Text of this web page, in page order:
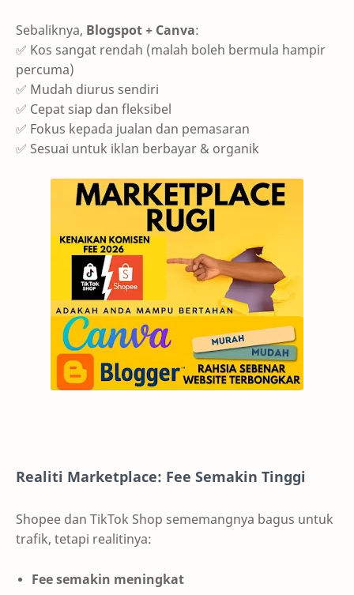
Sebaliknya, Blogspot + Canva:
✅ Kos sangat rendah (malah boleh bermula hampir
percuma)
✅ Mudah diurus sendiri
✅ Cepat siap dan fleksibel
✅ Fokus kepada jualan dan pemasaran
✅ Sesuai untuk iklan berbayar & organik
Realiti Marketplace: Fee Semakin Tinggi
Shopee dan TikTok Shop sememangnya bagus untuk
trafik, tetapi realitinya:
Fee semakin meningkat